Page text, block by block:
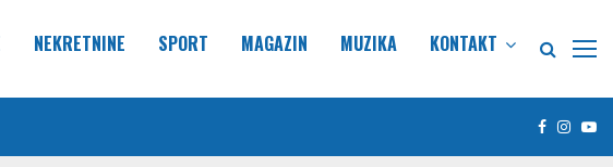
NEKRETNINE SPORT MAGAZIN MUZIKA KONTAKT
Facebook